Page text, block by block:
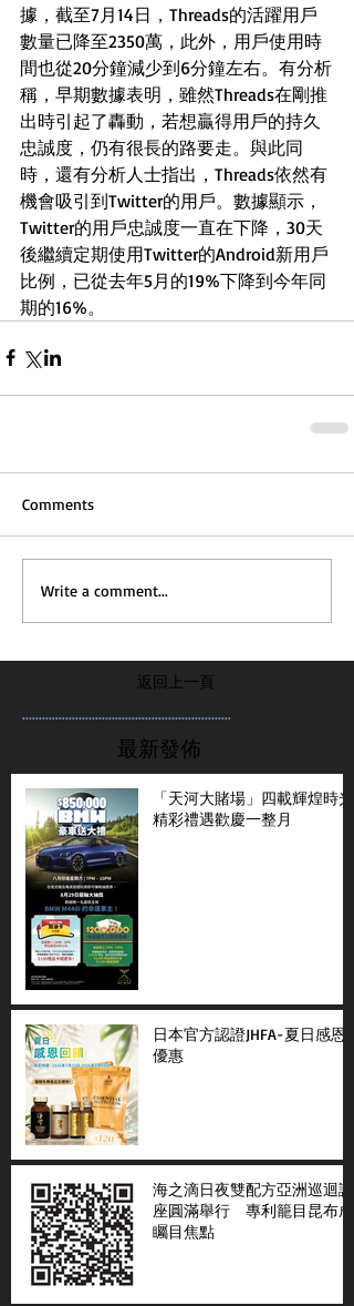
據，截至7月14日，Threads的活躍用戶
數量已降至2350萬，此外，用戶使用時
間也從20分鐘減少到6分鐘左右。有分析
稱，早期數據表明，雖然Threads在剛推
出時引起了轟動，若想贏得用戶的持久
忠誠度，仍有很長的路要走。與此同
時，還有分析人士指出，Threads依然有
機會吸引到Twitter的用戶。數據顯示，
Twitter的用戶忠誠度一直在下降，30天
後繼續定期使用Twitter的Android新用戶
比例，已從去年5月的19%下降到今年同
期的16%。
Comments
Write a comment...
返回上一頁
...............................................................
最新發佈
「天河大賭場」四載輝煌時光
精彩禮遇歡慶一整月
日本官方認證JHFA-夏日感恩
優惠
海之滴日夜雙配方亞洲巡迴講
座圓滿舉行 專利籠目昆布成
矚目焦點